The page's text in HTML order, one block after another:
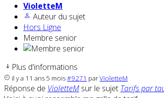
VioletteM
Auteur du sujet
Hors Ligne
Membre senior
Plus d'informations
il y a 11 ans 5 mois#9271 parVioletteM
Réponse de VioletteM sur le sujet Tarifs par